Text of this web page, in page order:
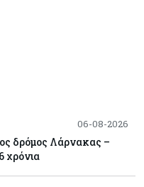
06-08-2026
δρόμος Λάρνακας –
χρόνια